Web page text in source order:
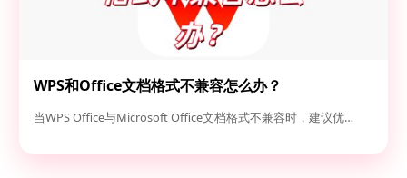
WPS和Office文档格式不兼容怎么办？
当WPS Office与Microsoft Office文档格式不兼容时，建议优…